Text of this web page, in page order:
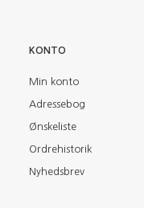
KONTO
Min konto
Adressebog
Ønskeliste
Ordrehistorik
Nyhedsbrev